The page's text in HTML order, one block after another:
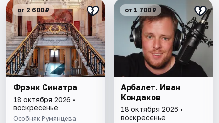
от 2 600 ₽
Фрэнк Синатра
18 октября 2026 •
воскресенье
Особняк Румянцева
от 1 700 ₽
Арбалет. Иван
Кондаков
18 октября 2026 •
воскресенье